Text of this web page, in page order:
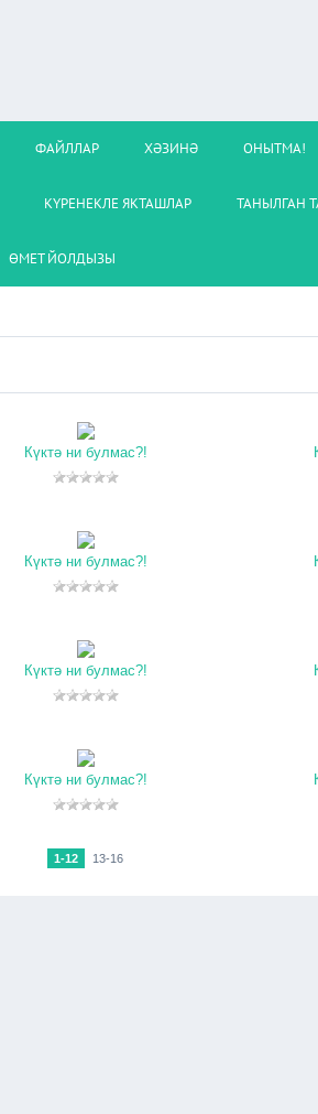
ФАЙЛЛАР ХӘЗИНӘ ОНЫТМА!
КҮРЕНЕКЛЕ ЯКТАШЛАР ТАНЫЛГАН
ӨМЕТ ЙОЛДЫЗЫ
Күктә ни булмас?!
Күктә ни булмас?!
Күктә ни булмас?!
Күктә ни булмас?!
1-12 13-16